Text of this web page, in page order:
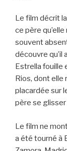
Le film décrit
ce père
souvent
découvre qu’il
Estrella fouille
Rios, dont elle
placardée sur
père se
Le film ne
a été tourné à